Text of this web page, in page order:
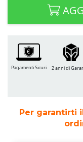
Per garantirti
Pagamenti Sicuri 2 anni di